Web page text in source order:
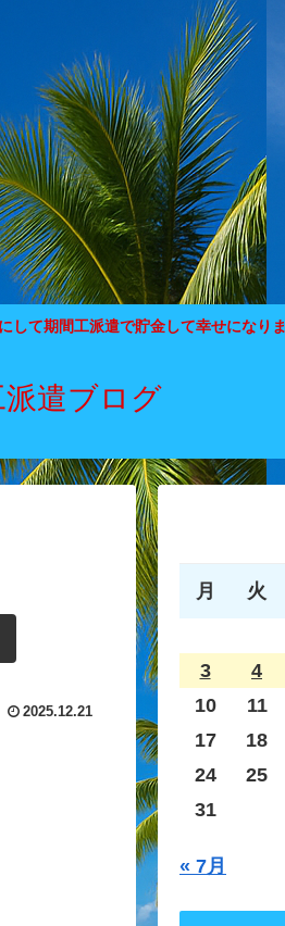
して期間工派遣で貯金して幸せになり
遣ブログ
2025.12.21
月 火
3
4
10
11
17
18
24
25
31
« 7月